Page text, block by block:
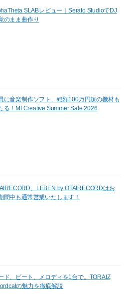
SLABレビュー｜Serato StudioでDJ
のまま曲作り
に音楽制作ソフト、総額100万円超の機材も
る！MI Creative Summer Sale 2026
、LEBEN by OTAIRECORDはお
間中も通常営業いたします！
ド、ビート、メロディを1台で。TORAIZ
の魅力を徹底解説